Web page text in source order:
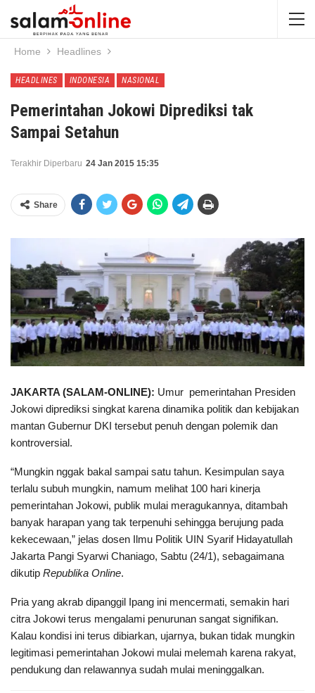
Home Headlines
HEADLINES INDONESIA NASIONAL
Pemerintahan Jokowi Diprediksi tak
Sampai Setahun
Terakhir Diperbaru 24 Jan 2015 15:35
Share
JAKARTA (SALAM-ONLINE): Umur pemerintahan Presiden
Jokowi diprediksi singkat karena dinamika politik dan kebijakan
mantan Gubernur DKI tersebut penuh dengan polemik dan
kontroversial.
“Mungkin nggak bakal sampai satu tahun. Kesimpulan saya
terlalu subuh mungkin, namum melihat 100 hari kinerja
pemerintahan Jokowi, publik mulai meragukannya, ditambah
banyak harapan yang tak terpenuhi sehingga berujung pada
kekecewaan,” jelas dosen Ilmu Politik UIN Syarif Hidayatullah
Jakarta Pangi Syarwi Chaniago, Sabtu (24/1), sebagaimana
dikutip Republika Online.
Pria yang akrab dipanggil Ipang ini mencermati, semakin hari
citra Jokowi terus mengalami penurunan sangat signifikan.
Kalau kondisi ini terus dibiarkan, ujarnya, bukan tidak mungkin
legitimasi pemerintahan Jokowi mulai melemah karena rakyat,
pendukung dan relawannya sudah mulai meninggalkan.